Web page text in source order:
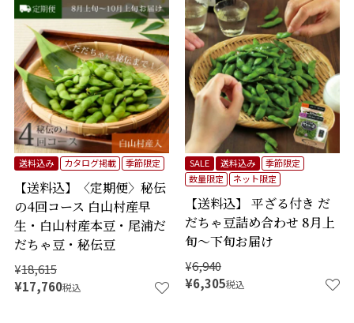
【送料込】〈定期便〉秘伝
の4回コース 白山村産早
生・白山村産本豆・尾浦だ
だちゃ豆・秘伝豆
送料込み カタログ掲載 季節限定
¥18,615
¥17,760税込
【送料込】 平ざる付き だ
だちゃ豆詰め合わせ 8月上
旬～下旬お届け
SALE 送料込み
季節限定
数量限定
ネット限定
¥6,940
¥6,305税込